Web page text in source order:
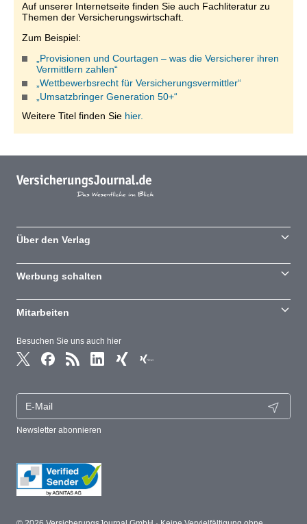
Auf unserer Internetseite finden Sie auch Fachliteratur zu
Themen der Versicherungswirtschaft.
Zum Beispiel:
„Provisionen und Courtagen – was die Versicherer ihren
Vermittlern zahlen“
„Wettbewerbsrecht für Versicherungsvermittler“
„Umsatzbringer Generation 50+“
Weitere Titel finden Sie hier.
Besuchen Sie uns auch hier
Newsletter abonnieren
Über den Verlag
Werbung schalten
Mitarbeiten